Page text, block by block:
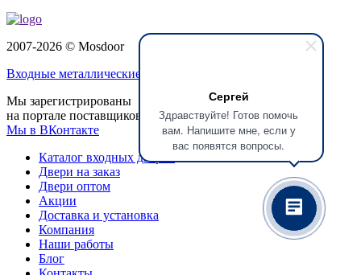
Сергей
Здравствуйте! Готов помочь
вам. Напишите мне, если у
вас появятся вопросы.
2007-2026 © Mosdoor
Входные металлические двери
Мы зарегистрированы
на портале поставщиков
Мы в ВКонтакте
Каталог входных дверей
Двери на заказ
Двери оптом
Акции
Доставка и установка
Компания
Наши работы
Блог